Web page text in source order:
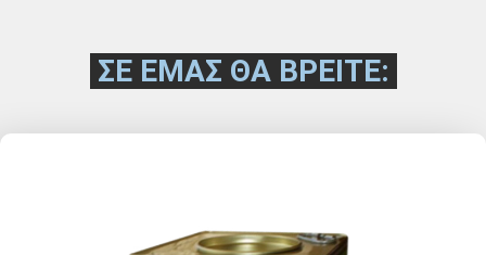
ΣΕ ΕΜΑΣ ΘΑ ΒΡΕΙΤΕ: